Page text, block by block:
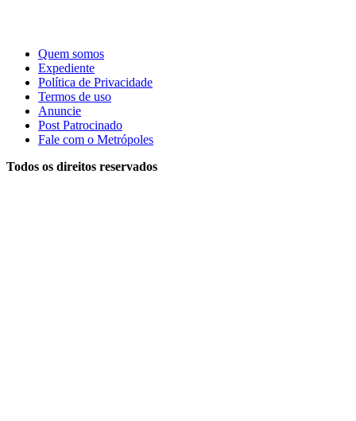
Quem somos
Expediente
Política de Privacidade
Termos de uso
Anuncie
Post Patrocinado
Fale com o Metrópoles
Todos os direitos reservados